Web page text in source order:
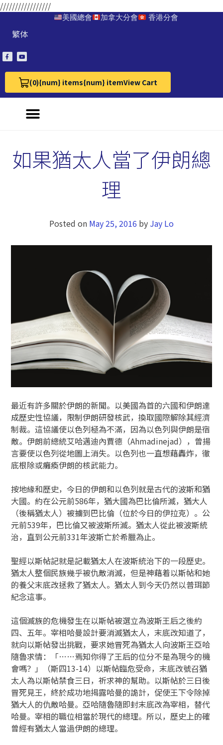
/////////////////
美國總會 加拿大分會 香港分會
繁体
(0)
View Cart 0{num} items{num} itemView Cart
如果猶太人當了伊朗總
理
Posted on May 25, 2016 by Jay Lo
最近有許多關於伊朗的新聞。以美國為首的六國和伊朗達
成歷史性協議，限制伊朗研發核武，換取國際解除其經濟
制裁。這協議使以色列極為不滿，因為以色列與伊朗是宿
敵。伊朗前總統艾哈邁迪內賈德（Ahmadinejad），曾揚
言要使以色列從地圖上消失。以色列也一直想藉轟炸，徹
底根除或癱瘓伊朗的核武能力。
按地緣和歷史，今日的伊朗和以色列就是古代的波斯和猶
大國。約在公元前586年，猶大國為巴比倫所滅，猶大人
（後稱猶太人）被擄到巴比倫（位於今日的伊拉克）。公
元前539年，巴比倫又被波斯所滅。猶太人從此被波斯統
治，直到公元前331年波斯亡於希臘為止。
聖經以斯帖記就是記載猶太人在波斯統治下的一段歷史。
猶太人整個民族幾乎被仇敵消滅，但是神藉着以斯帖和她
的養父末底改拯救了猶太人。猶太人到今天仍然以普珥節
紀念這事。
這個滅族的危機發生在以斯帖被選立為波斯王后之後約
四、五年。宰相哈曼設計要消滅猶太人，末底改知道了，
就向以斯帖發出挑戰，要求她冒死為猶太人向波斯王亞哈
隨魯求情：「……焉知你得了王后的位分不是為現今的機
會嗎？」（斯四13-14）以斯帖臨危受命，末底改號召猶
太人為以斯帖禁食三日，祈求神的幫助。以斯帖於三日後
冒死見王，終於成功地揭露哈曼的詭計，促使王下令除掉
猶大人的仇敵哈曼。亞哈隨魯隨即封末底改為宰相，替代
哈曼。宰相的職位相當於現代的總理。所以，歷史上的確
曾經有猶太人當過伊朗的總理。